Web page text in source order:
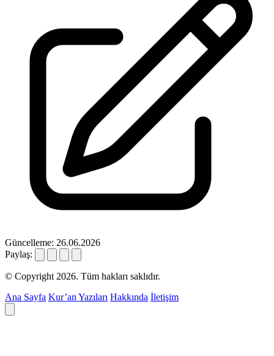
Güncelleme: 26.06.2026
Paylaş:
© Copyright 2026. Tüm hakları saklıdır.
Ana Sayfa Kur’an Yazıları Hakkında İletişim